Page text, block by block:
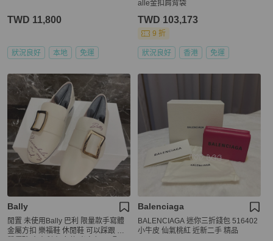
TWD 11,800
狀況良好 本地 免運
alle金扣肩背袋
TWD 103,173
9 折
狀況良好 香港 免運
Bally
閒置 未使用Bally 巴利 限量款手寫體
金屬方扣 樂福鞋 休閒鞋 可以踩跟 氣
Balenciaga
BALENCIAGA 迷你三折錢包 516402
小牛皮 仙氣桃紅 近新二手 精品